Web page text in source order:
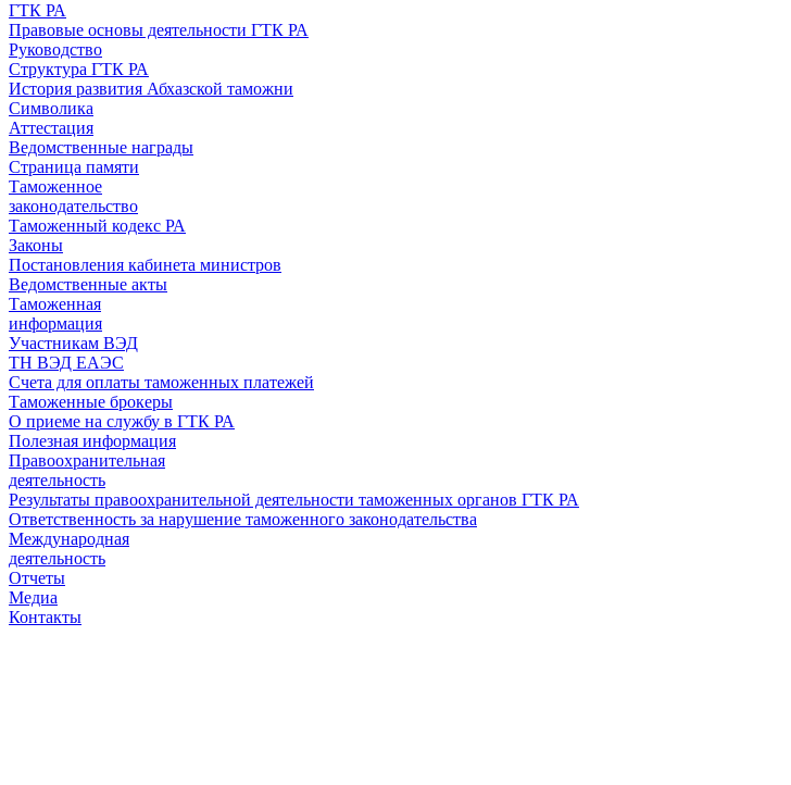
ГТК РА
Правовые основы деятельности ГТК РА
Руководство
Структура ГТК РА
История развития Абхазской таможни
Символика
Аттестация
Ведомственные награды
Страница памяти
Таможенное
законодательство
Таможенный кодекс РА
Законы
Постановления кабинета министров
Ведомственные акты
Таможенная
информация
Участникам ВЭД
ТН ВЭД ЕАЭС
Счета для оплаты таможенных платежей
Таможенные брокеры
О приеме на службу в ГТК РА
Полезная информация
Правоохранительная
деятельность
Результаты правоохранительной деятельности таможенных органов ГТК РА
Ответственность за нарушение таможенного законодательства
Международная
деятельность
Отчеты
Медиа
Контакты